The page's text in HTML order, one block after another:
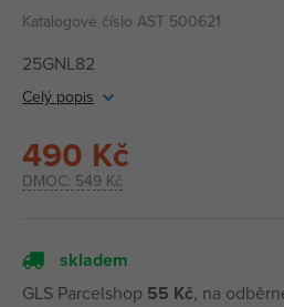
Katalogové číslo AST 500621
25GNL82
Celý popis
DMOC: 549 Kč
490 Kč
skladem
GLS Parcelshop 55 Kč, na